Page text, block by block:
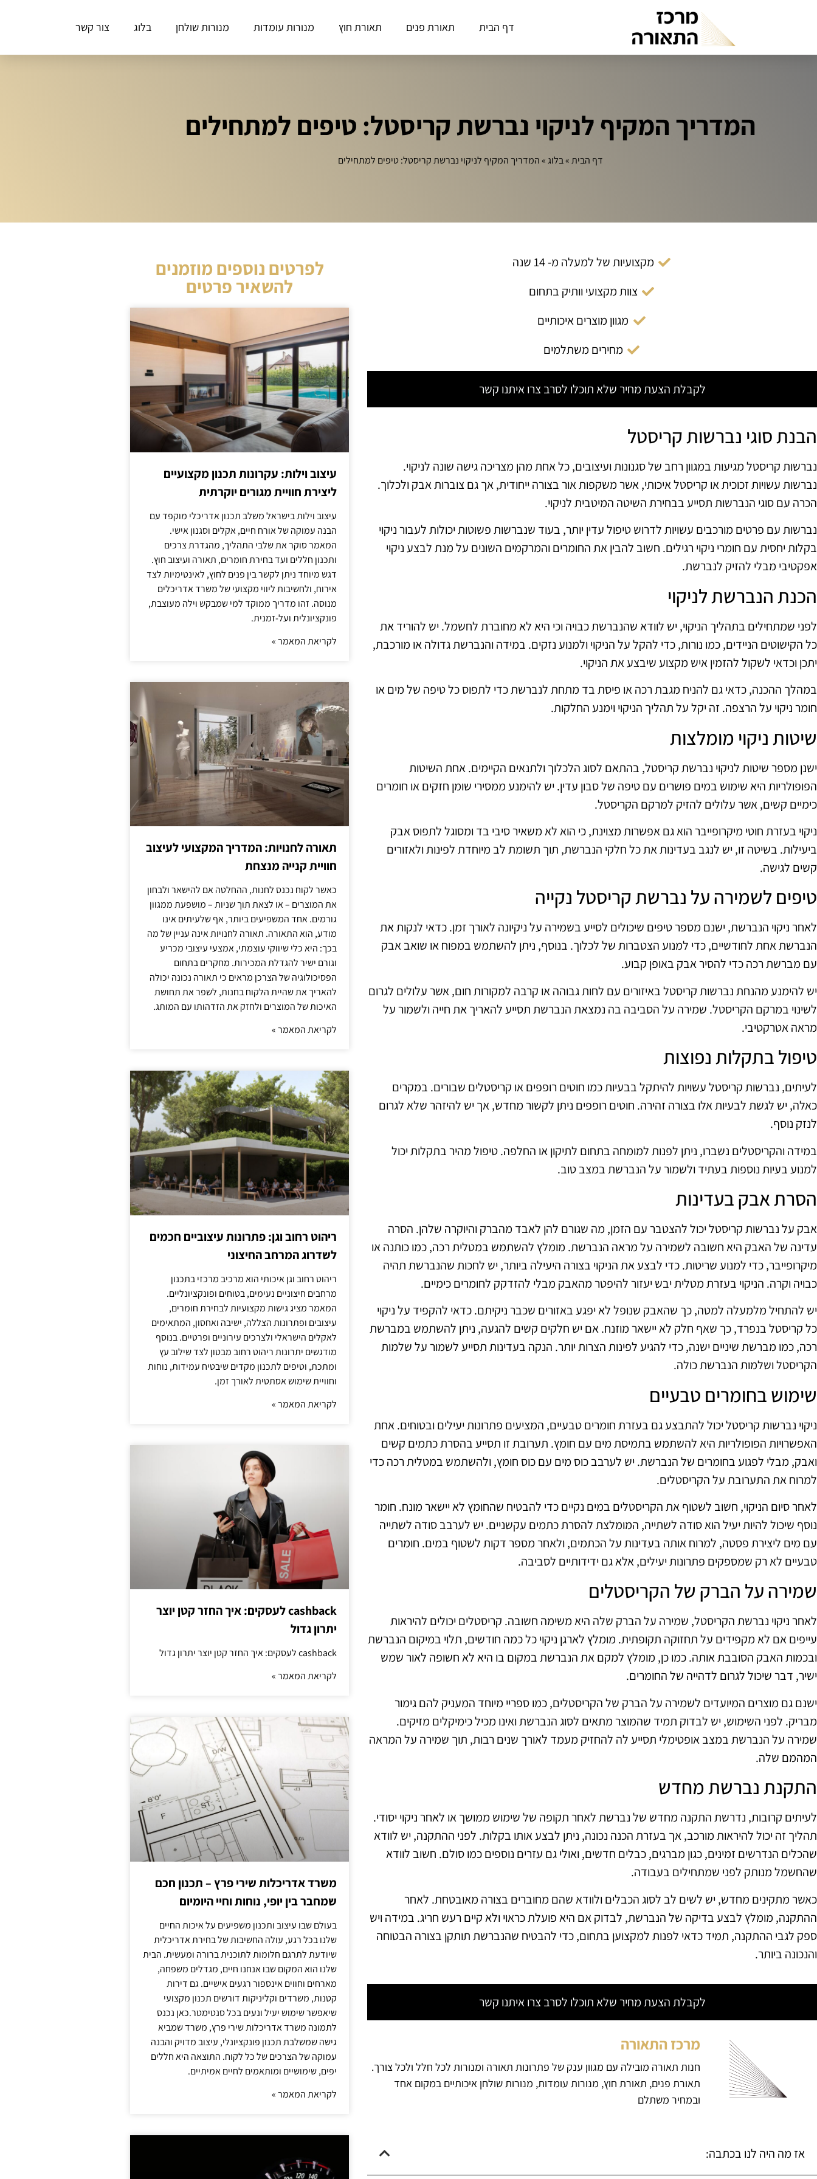
דף הבית תאורת פנים תאורת חוץ מנורות עומדות מנורות שולחן בלוג צור קשר
המדריך המקיף לניקוי נברשת קריסטל: טיפים למתחילים
דף הבית»בלוג»המדריך המקיף לניקוי נברשת קריסטל: טיפים למתחילים
מקצועיות של למעלה מ- 14 שנה
צוות מקצועי וותיק בתחום
מגוון מוצרים איכותיים
מחירים משתלמים
לקבלת הצעת מחיר שלא תוכלו לסרב צרו איתנו קשר
הבנת סוגי נברשות קריסטל
נברשות קריסטל מגיעות במגוון רחב של סגנונות ועיצובים, כל אחת מהן מצריכה גישה שונה לניקוי.
נברשות עשויות זכוכית או קריסטל איכותי, אשר משקפות אור בצורה ייחודית, אך גם צוברות אבק ולכלוך.
הכרה עם סוגי הנברשות תסייע בבחירת השיטה המיטבית לניקוי.
נברשות עם פרטים מורכבים עשויות לדרוש טיפול עדין יותר, בעוד שנברשות פשוטות יכולות לעבור ניקוי
בקלות יחסית עם חומרי ניקוי רגילים. חשוב להבין את החומרים והמרקמים השונים על מנת לבצע ניקוי
אפקטיבי מבלי להזיק לנברשת.
הכנת הנברשת לניקוי
לפני שמתחילים בתהליך הניקוי, יש לוודא שהנברשת כבויה וכי היא לא מחוברת לחשמל. יש להוריד את
כל הקישוטים הניידים, כמו נורות, כדי להקל על הניקוי ולמנוע נזקים. במידה והנברשת גדולה או מורכבת,
יתכן וכדאי לשקול להזמין איש מקצוע שיבצע את הניקוי.
במהלך ההכנה, כדאי גם להניח מגבת רכה או פיסת בד מתחת לנברשת כדי לתפוס כל טיפה של מים או
חומר ניקוי על הרצפה. זה יקל על תהליך הניקוי וימנע החלקות.
שיטות ניקוי מומלצות
ישנן מספר שיטות לניקוי נברשת קריסטל, בהתאם לסוג הלכלוך ולתנאים הקיימים. אחת השיטות
הפופולריות היא שימוש במים פושרים עם טיפה של סבון עדין. יש להימנע ממסירי שומן חזקים או חומרים
כימיים קשים, אשר עלולים להזיק למרקם הקריסטל.
ניקוי בעזרת חוטי מיקרופייבר הוא גם אפשרות מצוינת, כי הוא לא משאיר סיבי בד ומסוגל לתפוס אבק
ביעילות. בשיטה זו, יש לנגב בעדינות את כל חלקי הנברשת, תוך תשומת לב מיוחדת לפינות ולאזורים
קשים לגישה.
טיפים לשמירה על נברשת קריסטל נקייה
לאחר ניקוי הנברשת, ישנם מספר טיפים שיכולים לסייע בשמירה על ניקיונה לאורך זמן. כדאי לנקות את
הנברשת אחת לחודשיים, כדי למנוע הצטברות של לכלוך. בנוסף, ניתן להשתמש במפוח או שואב אבק
עם מברשת רכה כדי להסיר אבק באופן קבוע.
יש להימנע מהנחת נברשות קריסטל באיזורים עם לחות גבוהה או קרבה למקורות חום, אשר עלולים לגרום
לשינוי במרקם הקריסטל. שמירה על הסביבה בה נמצאת הנברשת תסייע להאריך את חייה ולשמור על
מראה אטרקטיבי.
טיפול בתקלות נפוצות
לעיתים, נברשות קריסטל עשויות להיתקל בבעיות כמו חוטים רופפים או קריסטלים שבורים. במקרים
כאלה, יש לגשת לבעיות אלו בצורה זהירה. חוטים רופפים ניתן לקשור מחדש, אך יש להיזהר שלא לגרום
לנזק נוסף.
במידה והקריסטלים נשברו, ניתן לפנות למומחה בתחום לתיקון או החלפה. טיפול מהיר בתקלות יכול
למנוע בעיות נוספות בעתיד ולשמור על הנברשת במצב טוב.
הסרת אבק בעדינות
אבק על נברשות קריסטל יכול להצטבר עם הזמן, מה שגורם להן לאבד מהברק והיוקרה שלהן. הסרה
עדינה של האבק היא חשובה לשמירה על מראה הנברשת. מומלץ להשתמש במטלית רכה, כמו כותנה או
מיקרופייבר, כדי למנוע שריטות. כדי לבצע את הניקוי בצורה היעילה ביותר, יש לחכות שהנברשת תהיה
כבויה וקרה. הניקוי בעזרת מטלית יבש יעזור להיפטר מהאבק מבלי להזדקק לחומרים כימיים.
יש להתחיל מלמעלה למטה, כך שהאבק שנופל לא יפגע באזורים שכבר ניקיתם. כדאי להקפיד על ניקוי
כל קריסטל בנפרד, כך שאף חלק לא יישאר מוזנח. אם יש חלקים קשים להגעה, ניתן להשתמש במברשת
רכה, כמו מברשת שיניים ישנה, כדי להגיע לפינות הצרות יותר. הנקה בעדינות תסייע לשמור על שלמות
הקריסטל ושלמות הנברשת כולה.
שימוש בחומרים טבעיים
ניקוי נברשות קריסטל יכול להתבצע גם בעזרת חומרים טבעיים, המציעים פתרונות יעילים ובטוחים. אחת
האפשרויות הפופולריות היא להשתמש בתמיסת מים עם חומץ. תערובת זו תסייע בהסרת כתמים קשים
ואבק, מבלי לפגוע בחומרים של הנברשת. יש לערבב כוס מים עם כוס חומץ, ולהשתמש במטלית רכה כדי
למרוח את התערובת על הקריסטלים.
לאחר סיום הניקוי, חשוב לשטוף את הקריסטלים במים נקיים כדי להבטיח שהחומץ לא יישאר מונח. חומר
נוסף שיכול להיות יעיל הוא סודה לשתייה, המומלצת להסרת כתמים עקשניים. יש לערבב סודה לשתייה
עם מים ליצירת פסטה, למרוח אותה בעדינות על הכתמים, ולאחר מספר דקות לשטוף במים. חומרים
טבעיים לא רק שמספקים פתרונות יעילים, אלא גם ידידותיים לסביבה.
שמירה על הברק של הקריסטלים
לאחר ניקוי נברשת הקריסטל, שמירה על הברק שלה היא משימה חשובה. קריסטלים יכולים להיראות
עייפים אם לא מקפידים על תחזוקה תקופתית. מומלץ לארגן ניקוי כל כמה חודשים, תלוי במיקום הנברשת
ובכמות האבק הסובבת אותה. כמו כן, מומלץ למקם את הנברשת במקום בו היא לא חשופה לאור שמש
ישיר, דבר שיכול לגרום לדהייה של החומרים.
ישנם גם מוצרים המיועדים לשמירה על הברק של הקריסטלים, כמו ספריי מיוחד המעניק להם גימור
מבריק. לפני השימוש, יש לבדוק תמיד שהמוצר מתאים לסוג הנברשת ואינו מכיל כימיקלים מזיקים.
שמירה על הנברשת במצב אופטימלי תסייע לה להחזיק מעמד לאורך שנים רבות, תוך שמירה על המראה
המהמם שלה.
התקנת נברשת מחדש
לעיתים קרובות, נדרשת התקנה מחדש של נברשת לאחר תקופה של שימוש ממושך או לאחר ניקוי יסודי.
תהליך זה יכול להיראות מורכב, אך בעזרת הכנה נכונה, ניתן לבצע אותו בקלות. לפני ההתקנה, יש לוודא
שהכלים הנדרשים זמינים, כגון מברגים, כבלים חדשים, ואולי גם עזרים נוספים כמו סולם. חשוב לוודא
שהחשמל מנותק לפני שמתחילים בעבודה.
כאשר מתקינים מחדש, יש לשים לב לסוג הכבלים ולוודא שהם מחוברים בצורה מאובטחת. לאחר
ההתקנה, מומלץ לבצע בדיקה של הנברשת, לבדוק אם היא פועלת כראוי ולא קיים רעש חריג. במידה ויש
ספק לגבי ההתקנה, תמיד כדאי לפנות למקצוען בתחום, כדי להבטיח שהנברשת תותקן בצורה הבטוחה
והנכונה ביותר.
לקבלת הצעת מחיר שלא תוכלו לסרב צרו איתנו קשר
מרכז התאורה
חנות תאורה מובילה עם מגוון ענק של פתרונות תאורה ומנורות לכל חלל ולכל צורך.
תאורת פנים, תאורת חוץ, מנורות עומדות, מנורות שולחן איכותיים במקום אחד
ובמחיר משתלם
אז מה היה לנו בכתבה:
לפרטים נוספים מוזמנים
להשאיר פרטים
עיצוב וילות: עקרונות תכנון מקצועיים
ליצירת חוויית מגורים יוקרתית
עיצוב וילות בישראל משלב תכנון אדריכלי מוקפד עם
הבנה עמוקה של אורח חיים, אקלים וסגנון אישי.
המאמר סוקר את שלבי התהליך, מהגדרת צרכים
ותכנון חללים ועד בחירת חומרים, תאורה ועיצוב חוץ.
דגש מיוחד ניתן לקשר בין פנים לחוץ, לאינטימיות לצד
אירוח, ולחשיבות ליווי מקצועי של משרד אדריכלים
מנוסה. זהו מדריך ממוקד למי שמבקש וילה מעוצבת,
פונקציונלית ועל-זמנית.
לקריאת המאמר »
תאורה לחנויות: המדריך המקצועי לעיצוב
חוויית קנייה מנצחת
כאשר לקוח נכנס לחנות, ההחלטה אם להישאר ולבחון
את המוצרים – או לצאת תוך שניות – מושפעת ממגוון
גורמים. אחד המשפיעים ביותר, אף שלעיתים אינו
מודע, הוא התאורה. תאורה לחנויות אינה עניין של מה
בכך: היא כלי שיווקי עוצמתי, אמצעי עיצובי מכריע
וגורם ישיר להגדלת המכירות. מחקרים בתחום
הפסיכולוגיה של הצרכן מראים כי תאורה נכונה יכולה
להאריך את שהיית הלקוח בחנות, לשפר את תחושת
האיכות של המוצרים ולחזק את הזדהותו עם המותג.
לקריאת המאמר »
ריהוט רחוב וגן: פתרונות עיצוביים חכמים
לשדרוג המרחב החיצוני
ריהוט רחוב וגן איכותי הוא מרכיב מרכזי בתכנון
מרחבים חיצוניים נעימים, בטוחים ופונקציונליים.
המאמר מציג גישות מקצועיות לבחירת חומרים,
עיצובים ופתרונות הצללה, ישיבה ואחסון, המתאימים
לאקלים הישראלי ולצרכים עירוניים ופרטיים. בנוסף
מודגשים יתרונות ריהוט רחוב מבטון לצד שילוב עץ
ומתכת, וטיפים לתכנון מקדים שיבטיח עמידות, נוחות
וחוויית שימוש אסתטית לאורך זמן.
לקריאת המאמר »
cashback לעסקים: איך החזר קטן יוצר
יתרון גדול
cashback לעסקים: איך החזר קטן יוצר יתרון גדול
לקריאת המאמר »
משרד אדריכלות שירי פרץ – תכנון חכם
שמחבר בין יופי, נוחות וחיי היומיום
בעולם שבו עיצוב ותכנון משפיעים על איכות החיים
שלנו בכל רגע, עולה החשיבות של בחירת אדריכלית
שיודעת לתרגם חלומות לתוכנית ברורה ומעשית. הבית
שלנו הוא המקום שבו אנחנו חיים, מגדלים משפחה,
מארחים וחווים אינספור רגעים אישיים. גם דירות
קטנות, משרדים וקליניקות דורשים תכנון מקצועי
שיאפשר שימוש יעיל ונעים בכל סנטימטר.כאן נכנס
לתמונה משרד אדריכלות שירי פרץ, משרד שמביא
גישה שמשלבת תכנון פונקציונלי, עיצוב מדויק והבנה
עמוקה של הצרכים של כל לקוח. התוצאה היא חללים
יפים, שימושיים ומותאמים לחיים אמיתיים.
לקריאת המאמר »